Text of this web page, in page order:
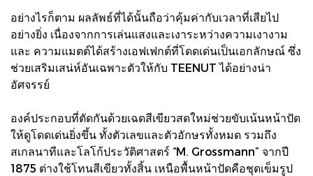
อย่างไรก็ตาม ผลลัพธ์ที่ได้นั้นถือว่าคุ้มค่ากับเวลาที่เสียไป
อย่างยิ่ง เนื่องจากการเล่นแสงและเงาระหว่างความเงางาม
และ ความแมตต์ได้สร้างเอฟเฟกต์ที่โดดเด่นเป็นเอกลักษณ์ ซึ่ง
ช่วยเสริมเสน่ห์อันเฉพาะตัวให้กับ TEENUT ได้อย่างน่า
อัศจรรย์
องค์ประกอบที่ตัดกันด้วยเฉดสีเขียวสดใหม่ช่วยขับเน้นหน้าปัด
ให้ดูโดดเด่นยิ่งขึ้น ทั้งตัวเลขและตัวอักษรทั้งหมด รวมถึง
สเกลนาทีและโลโก้ประวัติศาสตร์ “M. Grossmann” จากปี
1875 ต่างใช้โทนสีเขียวทั้งสิ้น เหนือพื้นหน้าปัดคือชุดเข็มรูป